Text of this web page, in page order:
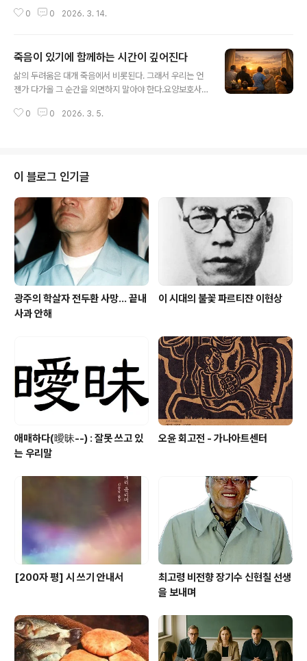
생 100주년이기도 하다. 시인은 오래전에 떠났지만, 그의
인환 시인 작고 70주기 추모 주간’을 운영한다. 시인의 고
향인 인제군과 묘가 있는 망우역사문화공원에서 여러 추모
행사가 열린다.추모 주간 동안 인제 박인환문학관에는 헌
대표 시 「목마와 숙녀」와 「세월이 가면」을 떠올릴 수 있다.
0 0 2026. 3. 14.
죽음이 있기에 함께하는 시간이 깊어진다
삶의 두려움은 대개 죽음에서 비롯된다. 그래서 우리는 언
젠가 다가올 그 순간을 외면하지 말아야 한다.요양보호사,
지막을 지켜보는 다섯 사람의 문답을 엮은 기록이다. ‘죽음
이다. 대통령도 죽고, 부자도 죽고, 결핍을 가진 사람도 죽
는다. 한국 사람도, 미국 사람도, 중국 사람도 죽는다. 세상
에서 겪는 일은 제각각이지만 죽음만큼은 누구에게나 공평
하다.스티브 잡스는 말했다. “죽음은 삶이 만든 최고의 발
명품이다.”아이러니하다. 가장 두려운 대상이기에 더 역설
적이다. 그러나..
0 0 2026. 3. 5.
이 블로그 인기글
광주의 학살자 전두환 사망... 끝내
사과 안해
이 시대의 불꽃 파르티쟌 이현상
애매하다(曖昧--) : 잘못 쓰고 있
는 우리말
오윤 회고전 - 가나아트센터
[200자 평] 시 쓰기 안내서
최고령 비전향 장기수 신현칠 선생
을 보내며